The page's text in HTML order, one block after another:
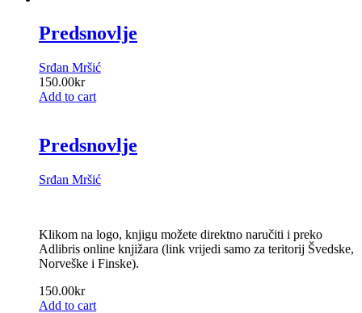
Predsnovlje
Srđan Mršić
150.00kr
Add to cart
Predsnovlje
Srđan Mršić
Klikom na logo, knjigu možete direktno naručiti i preko
Adlibris online knjižara (link vrijedi samo za teritorij Švedske,
Norveške i Finske).
150.00kr
Add to cart